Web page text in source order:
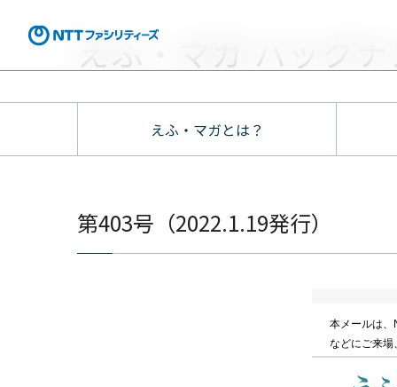
えふ・マガ バック
えふ・マガとは？
第403号（2022.1.19発行）
本メールは、
などにご来場